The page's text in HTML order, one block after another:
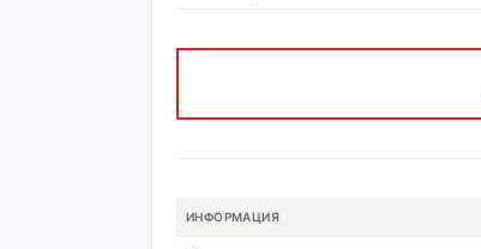
ИНФОРМАЦИЯ